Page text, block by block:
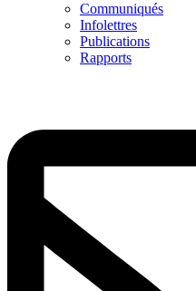
Communiqués
Infolettres
Publications
Rapports